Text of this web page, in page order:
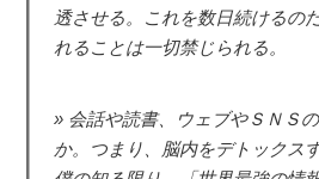
透させる。これを数日続けるの
れることは一切禁じられる。
会話や読書、ウェブやＳＮＳ
か。つまり、脳内をデトックス